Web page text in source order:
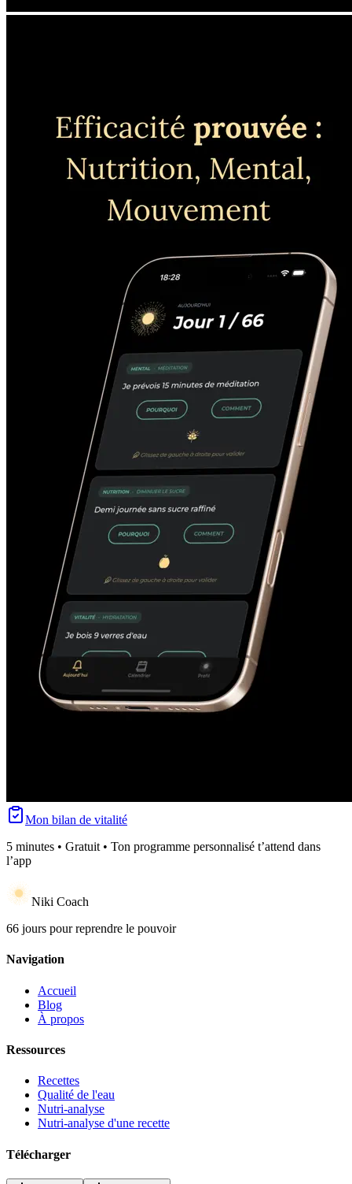
Mon bilan de vitalité
5 minutes • Gratuit • Ton programme personnalisé t’attend dans
l’app
Niki Coach
66 jours pour reprendre le pouvoir
Navigation
Accueil
Blog
À propos
Ressources
Recettes
Qualité de l'eau
Nutri-analyse
Nutri-analyse d'une recette
Télécharger